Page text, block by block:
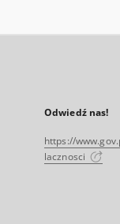
Odwiedź nas!
https://
lacznosci